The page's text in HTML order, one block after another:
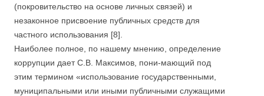
(покровительство на основе личных связей) и
незаконное присвоение публичных средств для
частного использования [8].
Наиболее полное, по нашему мнению, определение
коррупции дает С.В. Максимов, пони-мающий под
этим термином «использование государственными,
муниципальными или иными публичными служащими